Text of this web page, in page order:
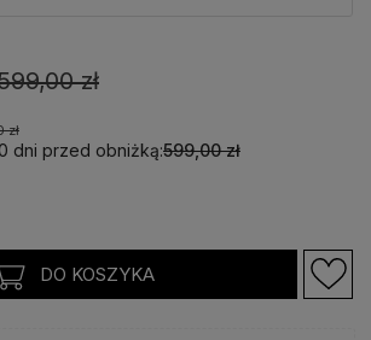
zł
zł
dni przed obniżką:599,00 zł
DO KOSZYKA